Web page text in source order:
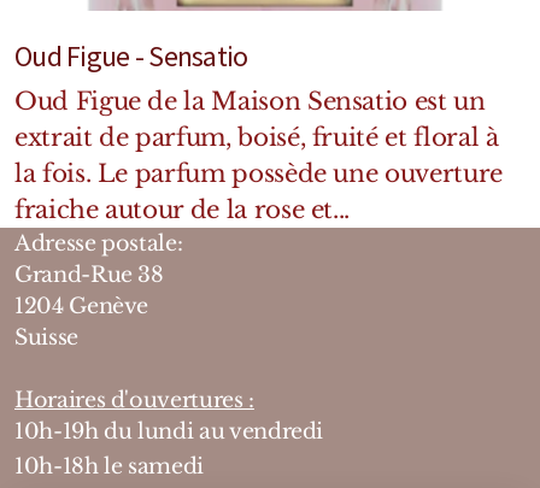
Oud Figue - Sensatio
Oud Figue de la Maison Sensatio est un
extrait de parfum, boisé, fruité et floral à
la fois. Le parfum possède une ouverture
fraiche autour de la rose et...
Adresse postale:
Grand-Rue 38
1204 Genève
Suisse
Horaires d'ouvertures :
10h-19h du lundi au vendredi
10h-18h le samedi